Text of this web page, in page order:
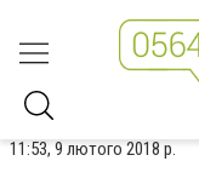
11:53, 9 лютого 2018 р.